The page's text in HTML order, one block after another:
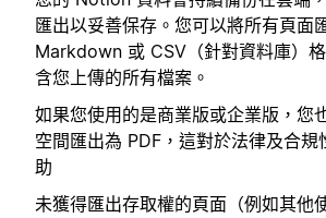
匯出以妥善保存。您可以將所有頁面
Markdown 或 CSV（針對資料庫）
含您上傳的所有檔案。
如果您使用的是商業版或企業版，您
空間匯出為 PDF，這對於法律及合規
助
未獲得匯出存取權的頁面（例如其他